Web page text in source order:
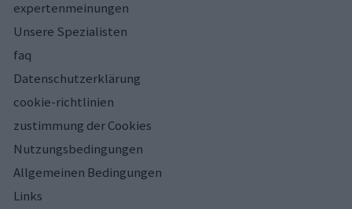
expertenmeinungen
Unsere Spezialisten
faq
Datenschutzerklärung
cookie-richtlinien
zustimmung der Cookies
Nutzungsbedingungen
Allgemeinen Bedingungen
Links